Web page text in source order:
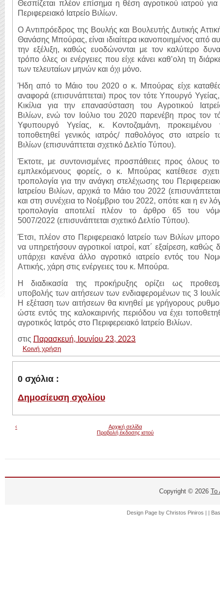
Θεσπίζεται πλέον επίσημα η θέση αγροτικού ιατρού για
Περιφερειακό Ιατρείο Βιλίων.
Ο Αντιπρόεδρος της Βουλής και Βουλευτής Δυτικής
Θανάσης Μπούρας, είναι ιδιαίτερα ικανοποιημένος από
την εξέλιξη, καθώς ευοδώνονται με τον καλύτερο
τρόπο όλες οι ενέργειες που είχε κάνει καθ’ολη τη
των τελευταίων μηνών και όχι μόνο.
Ήδη από το Μάιο του 2020 ο κ. Μπούρας είχε
αναφορά (επισυνάπτεται) προς τον τότε Υπουργό
Κικίλια για την επανασύσταση του Αγροτικού
Βιλίων, ενώ τον Ιούλιο του 2020 παρενέβη προς τον
Υφυπουργό Υγείας, κ. Κοντοζαμάνη, προκειμένου
τοποθετηθεί γενικός ιατρός/ παθολόγος στο ιατρείο
Βιλίων (επισυνάπτεται σχετικό Δελτίο Τύπου).
Έκτοτε, με συντονισμένες προσπάθειες προς όλους
εμπλεκόμενους φορείς, ο κ. Μπούρας κατέθεσε
τροπολογία για την ανάγκη στελέχωσης του
Ιατρείου Βιλίων, αρχικά το Μάιο του 2022
και στη συνέχεια το Νοέμβριο του 2022, οπότε και η εν
τροπολογία αποτελεί πλέον το άρθρο 65 του
5007/2022 (επισυνάπτεται σχετικό Δελτίο Τύπου).
Έτσι, πλέον στο Περιφερειακό Ιατρείο των Βιλίων
να υπηρετήσουν αγροτικοί ιατροί, κατ΄ εξαίρεση, καθώς
υπάρχει κανένα άλλο αγροτικό ιατρείο εντός του
Αττικής, χάρη στις ενέργειες του κ. Μπούρα.
Η διαδικασία της προκήρυξης ορίζει ως
υποβολής των αιτήσεων των ενδιαφερομένων τις 3
Η εξέταση των αιτήσεων θα κινηθεί με γρήγορους
ώστε εντός της καλοκαιρινής περιόδου να έχει
αγροτικός Ιατρός στο Περιφερειακό Ιατρείο Βιλίων.
στις Παρασκευή, Ιουνίου 23, 2023
Κοινή χρήση
0 σχόλια :
Δημοσίευση σχολίου
‹
Αρχική σελίδα
Προβολή έκδοσης ιστού
Copyright © 2026 Το
Design Page by Christos Piniros | |